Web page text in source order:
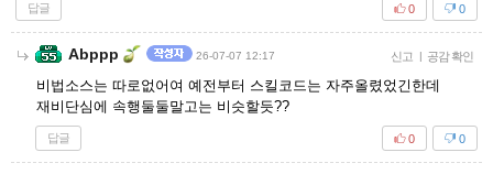
답글 0
0
Abppp 26-07-07 12:17 신고 | 공감 확인
비법소스는 따로없어여 예전부터 스킬코드는 자주올렸었긴한데
재비단심에 속행둘둘말고는 비슷할듯??
답글 0
0